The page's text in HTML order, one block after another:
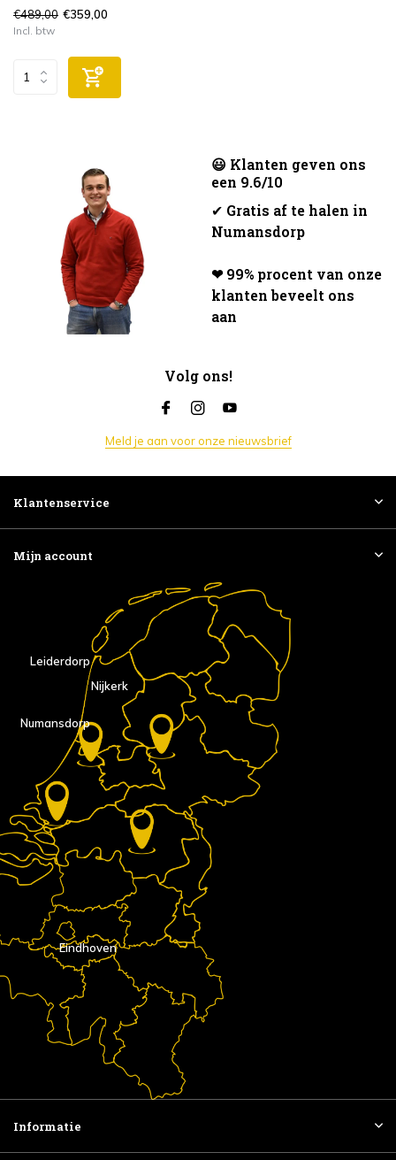
€489,00 €359,00
Incl. btw
😃 Klanten geven ons
een 9.6/10
✔ Gratis af te halen in
Numansdorp
❤ 99% procent van onze
klanten beveelt ons
aan
Volg ons!
Meld je aan voor onze nieuwsbrief
Klantenservice
Mijn account
Eindhoven
Nijkerk
Numansdorp
Leiderdorp
Informatie